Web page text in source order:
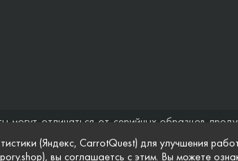
могут отличаться от серийных образцов
не может быть расценена как
полноты информации на веб-сайте, а также по
(Яндекс, CarrotQuest) для улучшения
вы соглашаетсь с этим. Вы можете